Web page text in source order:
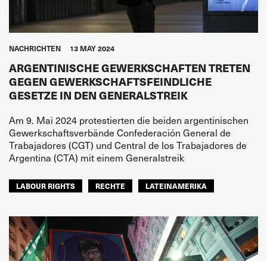
NACHRICHTEN 13 MAY 2024
ARGENTINISCHE GEWERKSCHAFTEN TRETEN
GEGEN GEWERKSCHAFTSFEINDLICHE
GESETZE IN DEN GENERALSTREIK
Am 9. Mai 2024 protestierten die beiden argentinischen
Gewerkschaftsverbände Confederación General de
Trabajadores (CGT) und Central de los Trabajadores de
Argentina (CTA) mit einem Generalstreik
LABOUR RIGHTS RECHTE LATEINAMERIKA